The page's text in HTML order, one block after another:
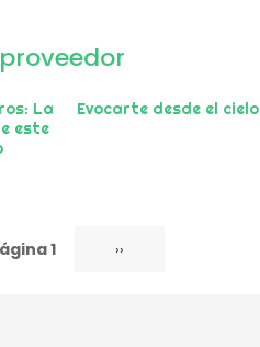
La
este
Evocarte desde el cielo
1 Siguiente
››